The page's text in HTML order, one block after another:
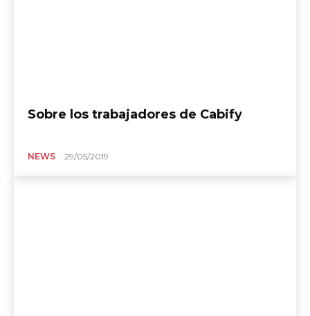
Sobre los trabajadores de Cabify
NEWS 29/05/2019